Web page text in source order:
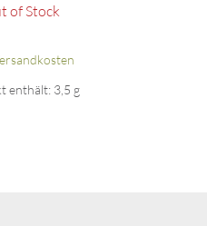
of Stock
enthält: 3,5 g